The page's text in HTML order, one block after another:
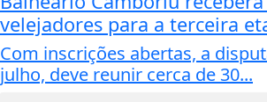
velejadores para a terceira
Com inscrições abertas, a
julho, deve reunir cerca de 30...